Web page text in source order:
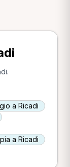
a Ricadi
a Ricadi